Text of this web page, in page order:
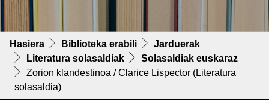
Hasiera Biblioteka erabili
Jarduerak
Literatura solasaldiak
Solasaldiak euskaraz
Zorion klandestinoa / Clarice Lispector (Literatura
solasaldia)